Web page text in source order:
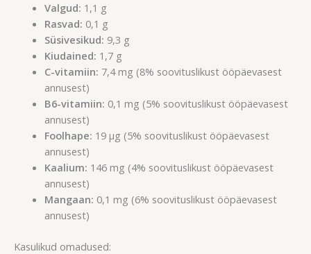
Valgud: 1,1 g
Rasvad: 0,1 g
Süsivesikud: 9,3 g
Kiudained: 1,7 g
C-vitamiin: 7,4 mg (8% soovituslikust ööpäevasest
annusest)
B6-vitamiin: 0,1 mg (5% soovituslikust ööpäevasest
annusest)
Foolhape: 19 µg (5% soovituslikust ööpäevasest
annusest)
Kaalium: 146 mg (4% soovituslikust ööpäevasest
annusest)
Mangaan: 0,1 mg (6% soovituslikust ööpäevasest
annusest)
Kasulikud omadused: